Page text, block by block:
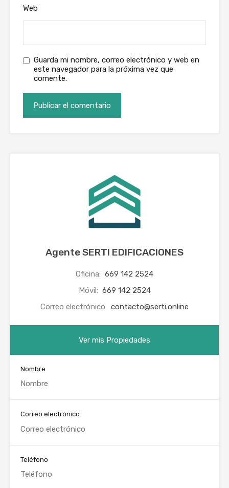
Web
Guarda mi nombre, correo electrónico y web en
este navegador para la próxima vez que
comente.
Agente SERTI EDIFICACIONES
Oficina: 669 142 2524
Móvil: 669 142 2524
Correo electrónico: contacto@serti.online
Ver mis Propiedades
Nombre
Correo electrónico
Teléfono